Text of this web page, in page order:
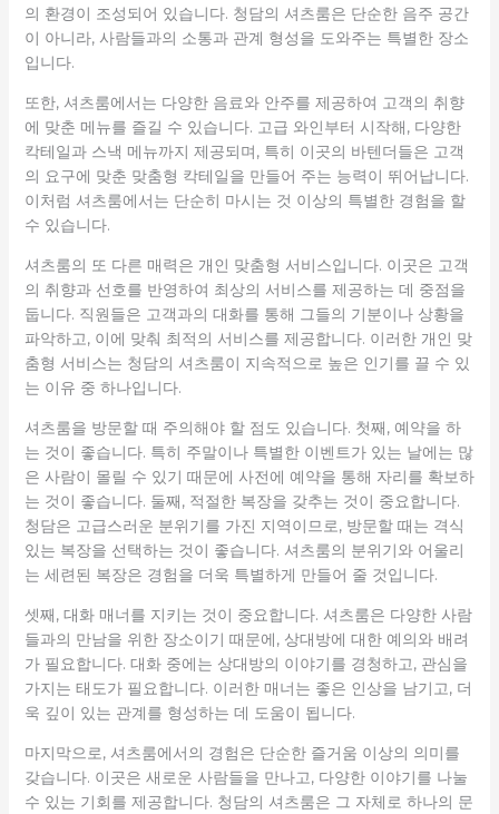
의 환경이 조성되어 있습니다. 청담의 셔츠룸은 단순한 음주 공간
이 아니라, 사람들과의 소통과 관계 형성을 도와주는 특별한 장소
입니다.
또한, 셔츠룸에서는 다양한 음료와 안주를 제공하여 고객의 취향
에 맞춘 메뉴를 즐길 수 있습니다. 고급 와인부터 시작해, 다양한
칵테일과 스낵 메뉴까지 제공되며, 특히 이곳의 바텐더들은 고객
의 요구에 맞춘 맞춤형 칵테일을 만들어 주는 능력이 뛰어납니다.
이처럼 셔츠룸에서는 단순히 마시는 것 이상의 특별한 경험을 할
수 있습니다.
셔츠룸의 또 다른 매력은 개인 맞춤형 서비스입니다. 이곳은 고객
의 취향과 선호를 반영하여 최상의 서비스를 제공하는 데 중점을
둡니다. 직원들은 고객과의 대화를 통해 그들의 기분이나 상황을
파악하고, 이에 맞춰 최적의 서비스를 제공합니다. 이러한 개인 맞
춤형 서비스는 청담의 셔츠룸이 지속적으로 높은 인기를 끌 수 있
는 이유 중 하나입니다.
셔츠룸을 방문할 때 주의해야 할 점도 있습니다. 첫째, 예약을 하
는 것이 좋습니다. 특히 주말이나 특별한 이벤트가 있는 날에는 많
은 사람이 몰릴 수 있기 때문에 사전에 예약을 통해 자리를 확보하
는 것이 좋습니다. 둘째, 적절한 복장을 갖추는 것이 중요합니다.
청담은 고급스러운 분위기를 가진 지역이므로, 방문할 때는 격식
있는 복장을 선택하는 것이 좋습니다. 셔츠룸의 분위기와 어울리
는 세련된 복장은 경험을 더욱 특별하게 만들어 줄 것입니다.
셋째, 대화 매너를 지키는 것이 중요합니다. 셔츠룸은 다양한 사람
들과의 만남을 위한 장소이기 때문에, 상대방에 대한 예의와 배려
가 필요합니다. 대화 중에는 상대방의 이야기를 경청하고, 관심을
가지는 태도가 필요합니다. 이러한 매너는 좋은 인상을 남기고, 더
욱 깊이 있는 관계를 형성하는 데 도움이 됩니다.
마지막으로, 셔츠룸에서의 경험은 단순한 즐거움 이상의 의미를
갖습니다. 이곳은 새로운 사람들을 만나고, 다양한 이야기를 나눌
수 있는 기회를 제공합니다. 청담의 셔츠룸은 그 자체로 하나의 문